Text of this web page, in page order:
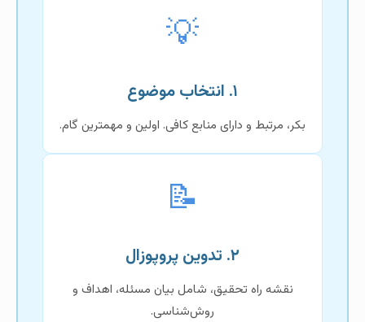
💡
۱. انتخاب موضوع
بکر، مرتبط و دارای منابع کافی. اولین و مهمترین گام.
📝
۲. تدوین پروپوزال
نقشه راه تحقیق، شامل بیان مسئله، اهداف و
روش‌شناسی.